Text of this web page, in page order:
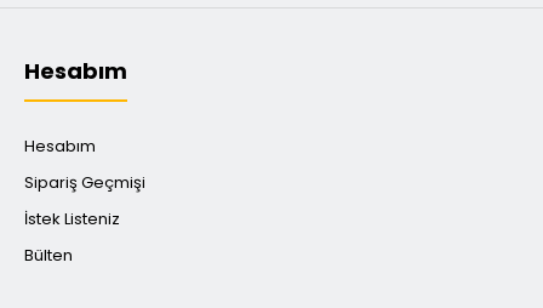
Hesabım
Hesabım
Sipariş Geçmişi
İstek Listeniz
Bülten